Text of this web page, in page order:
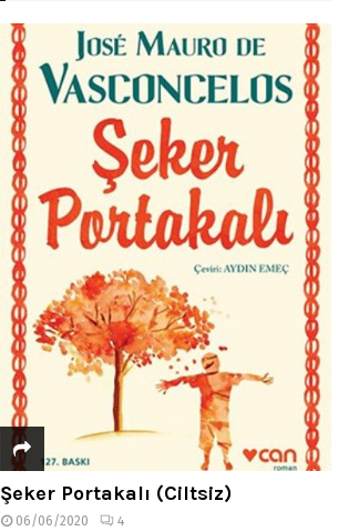
Şeker Portakalı (Ciltsiz)
06/06/2020 4